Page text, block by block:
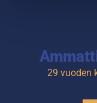
29 vuoden